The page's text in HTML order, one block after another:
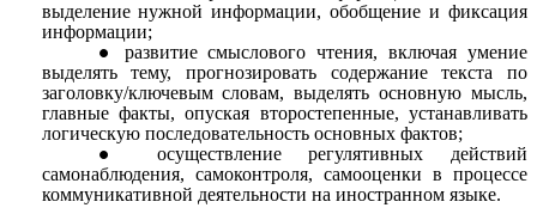
выделение нужной информации, обобщение и фиксация
информации;
развитие смыслового чтения, включая умение
выделять тему, прогнозировать содержание текста по
заголовку/ключевым словам, выделять основную мысль,
главные факты, опуская второстепенные, устанавливать
логическую последовательность основных фактов;
осуществление регулятивных действий
самонаблюдения, самоконтроля, самооценки в процессе
коммуникативной деятельности на иностранном языке.